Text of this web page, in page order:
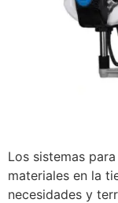
Los sistemas
materiales en la
necesidades y